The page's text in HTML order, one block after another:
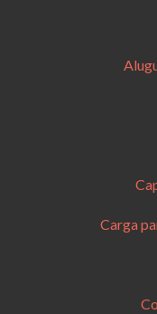
Carga